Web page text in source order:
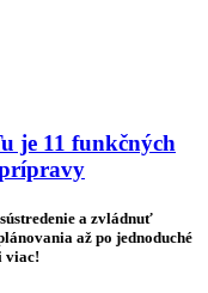
je 11 funkčných
a zvládnuť
až po jednoduché
viac!